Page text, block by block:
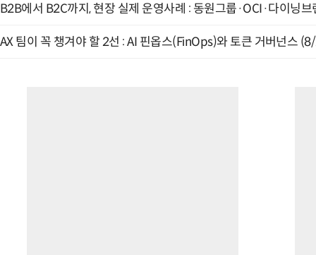
B2B에서 B2C까지, 현장 실제 운영사례 : 동원그룹·OCI·다이닝
AX 팀이 꼭 챙겨야 할 2선 : AI 핀옵스(FinOps)와 토큰 거버넌스